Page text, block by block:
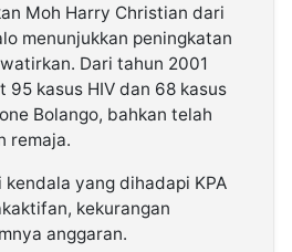
Moh Harry Christian dari
menunjukkan peningkatan
Dari tahun 2001
kasus HIV dan 68 kasus
Bolango, bahkan telah
remaja.
yang dihadapi KPA
kekurangan
anggaran.